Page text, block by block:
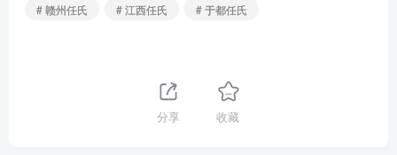
# 赣州任氏
# 江西任氏 # 于都任氏
分享 收藏